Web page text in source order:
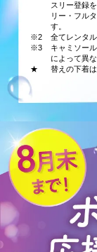
スリー登録
リー・フル
す。
※2
全てレンタ
※3
キャミソー
によって異な
★
替えの下着